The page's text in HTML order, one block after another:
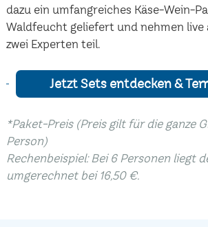
dazu ein umfangreiches Käse-Wein-
Waldfeucht geliefert und nehmen live
zwei Experten teil.
Jetzt Sets entdecken &
*Paket-Preis (Preis gilt für die ganze
Person)
Rechenbeispiel: Bei 6 Personen liegt
umgerechnet bei 16,50 €.